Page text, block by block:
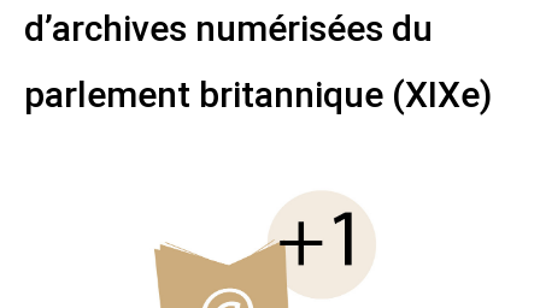
d’archives numérisées du
parlement britannique (XIXe)